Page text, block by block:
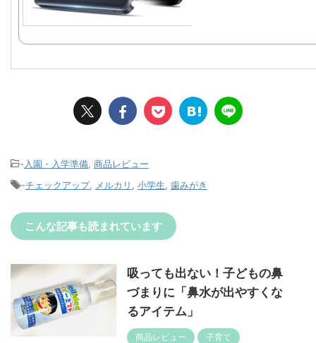
- 入園・入学準備 商品レビュー
-チェックアップ, メルカリ 小学生 歯みがき
こんな記事も読まれています
吸っても出ない！子どもの鼻
づまりに「鼻水が出やすくな
るアイテム」
商品レビュー 子育て